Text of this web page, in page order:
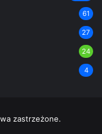
61
27
24
4
zastrzeżone.